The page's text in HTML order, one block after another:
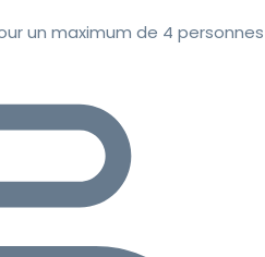
un maximum de 4 personnes